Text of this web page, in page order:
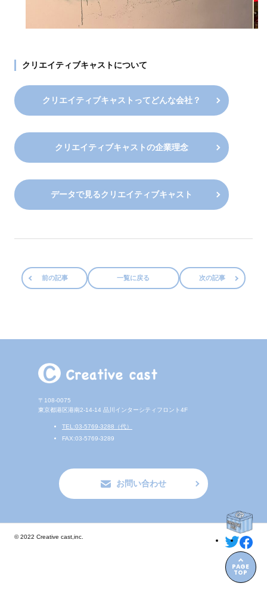
クリエイティブキャストについて
クリエイティブキャストってどんな会社？
クリエイティブキャストの企業理念
データで見るクリエイティブキャスト
前の記事 一覧に戻る 次の記事
〒108-0075
東京都港区港南2-14-14 品川インターシティフロント4F
TEL:03-5769-3288（代）
FAX:03-5769-3289
お問い合わせ
© 2022 Creative cast,inc.
PAGE
TOP